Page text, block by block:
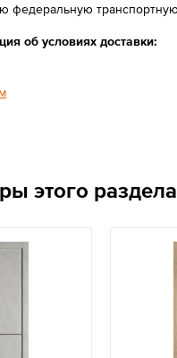
федеральную
об условиях доставки:
этого раздела